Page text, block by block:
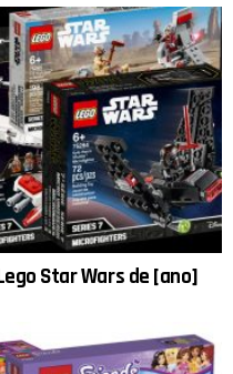
Star Wars de [ano]